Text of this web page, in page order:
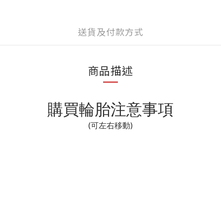
送貨及付款方式
商品描述
購買輪胎注意事項
(可左右移動)